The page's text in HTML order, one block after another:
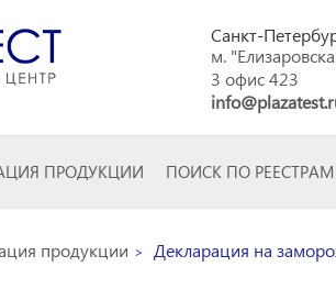
Санкт-
м.
3 офис 423
ПРОДУКЦИИ ПОИСК ПО РЕЕСТРАМ
продукции Декларация на